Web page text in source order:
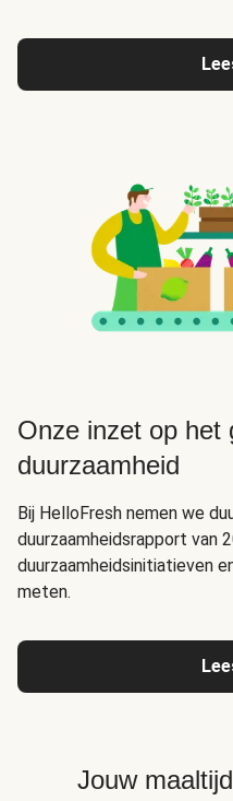
Onze inzet op het
duurzaamheid
Bij HelloFresh nemen we
duurzaamheidsrapport van
duurzaamheidsinitiatieven
meten.
Jouw